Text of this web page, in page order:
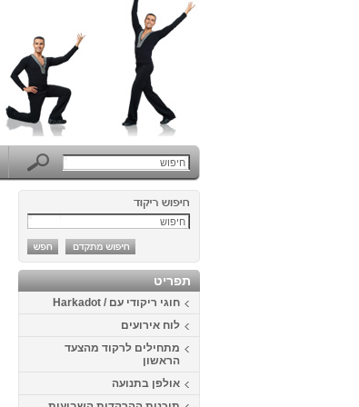
תפריט
חוגי ריקודי עם / Harkadot
לוח אירועים
מתחילים לרקוד מהצעד
הראשון
אולפן בתנועה